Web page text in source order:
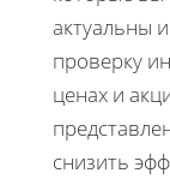
актуальны
проверку
ценах и
снизить